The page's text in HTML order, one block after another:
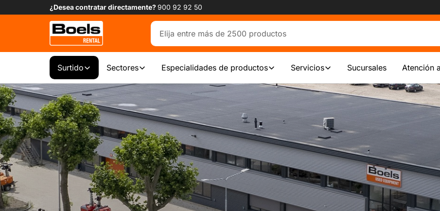
¿Desea contratar directamente?900 92 92 50
Surtido Sectores Especialidades de productos Servicios Sucursales Atención